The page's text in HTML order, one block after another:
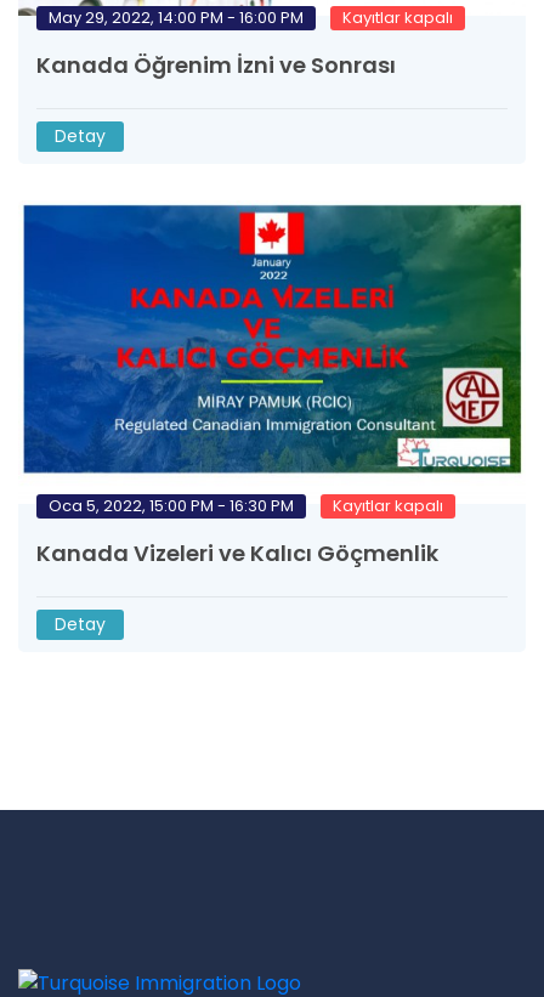
May 29, 2022, 14:00 PM - 16:00 PM Kayıtlar kapalı
Kanada Öğrenim İzni ve Sonrası
Detay
Oca 5, 2022, 15:00 PM - 16:30 PM Kayıtlar kapalı
Kanada Vizeleri ve Kalıcı Göçmenlik
Detay